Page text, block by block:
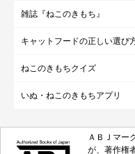
雑誌『ねこのきもち』
キャットフードの正しい選び
ねこのきもちクイズ
いぬ・ねこのきもちアプリ
ＡＢＪマー
が、著作権